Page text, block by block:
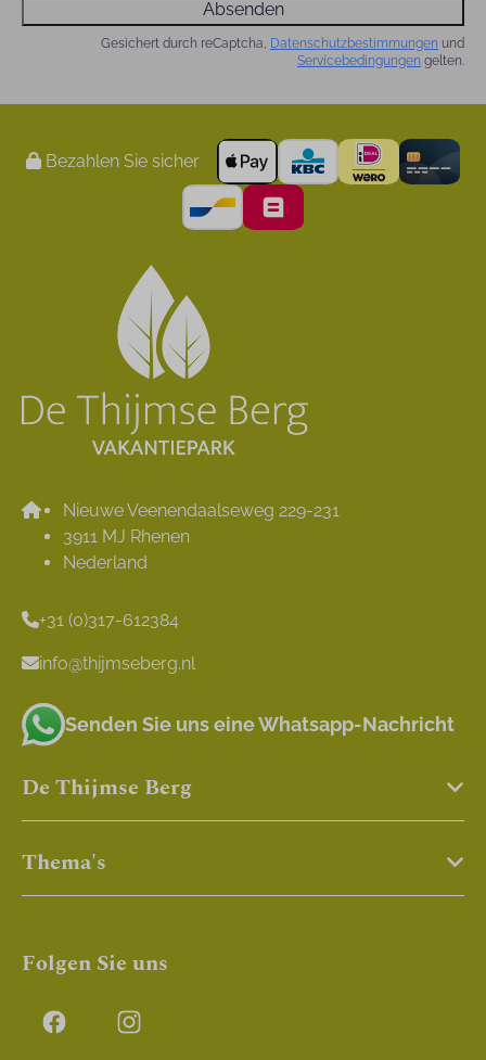
Absenden
Gesichert durch reCaptcha, Datenschutzbestimmungen und
Servicebedingungen gelten.
Bezahlen Sie sicher
Nieuwe Veenendaalseweg 229-231
3911 MJ Rhenen
Nederland
+31 (0)317-612384
info@thijmseberg.nl
Senden Sie uns eine Whatsapp-Nachricht
De Thijmse Berg
Thema's
Folgen Sie uns